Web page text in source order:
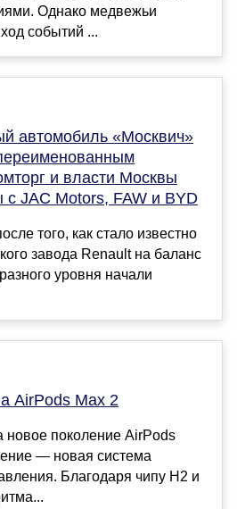
Однако медвежьи
событий ...
автомобиль «Москвич»
и власти Москвы
с JAC Motors, FAW и BYD
того, как стало известно
завода Renault на баланс
уровня начали
AirPods Max 2
новое поколение AirPods
— новая система
Благодаря чипу H2 и